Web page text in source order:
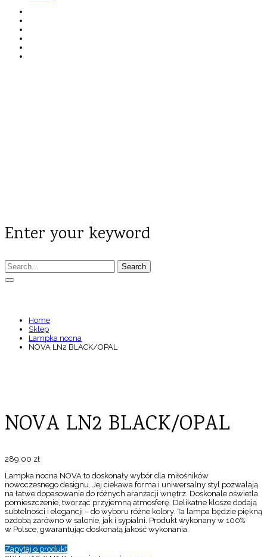
Enter your keyword
Search
Home
Sklep
Lampka nocna
NOVA LN2 BLACK/OPAL
NOVA LN2 BLACK/OPAL
289,00 zł
Lampka nocna NOVA to doskonały wybór dla miłośników
nowoczesnego designu. Jej ciekawa forma i uniwersalny styl pozwalają
na łatwe dopasowanie do różnych aranżacji wnętrz. Doskonale oświetla
pomieszczenie, tworząc przyjemną atmosferę. Delikatne klosze dodają
subtelności i elegancji – do wyboru różne kolory. Ta lampa będzie piękną
ozdobą zarówno w salonie, jak i sypialni. Produkt wykonany w 100%
w Polsce, gwarantując doskonałą jakość wykonania.
Zapytaj o produkt